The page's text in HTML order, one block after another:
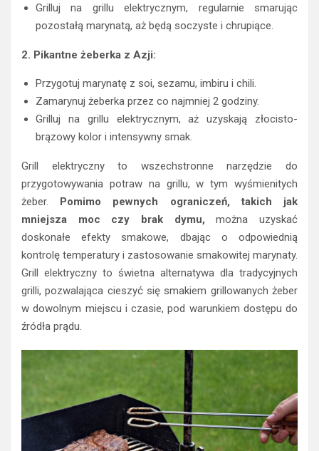
Grilluj na grillu elektrycznym, regularnie smarując
pozostałą marynatą, aż będą soczyste i chrupiące.
2. Pikantne żeberka z Azji:
Przygotuj marynatę z soi, sezamu, imbiru i chili.
Zamarynuj żeberka przez co najmniej 2 godziny.
Grilluj na grillu elektrycznym, aż uzyskają złocisto-
brązowy kolor i intensywny smak.
Grill elektryczny to wszechstronne narzędzie do
przygotowywania potraw na grillu, w tym wyśmienitych
żeber. Pomimo pewnych ograniczeń, takich jak
mniejsza moc czy brak dymu, można uzyskać
doskonałe efekty smakowe, dbając o odpowiednią
kontrolę temperatury i zastosowanie smakowitej marynaty.
Grill elektryczny to świetna alternatywa dla tradycyjnych
grilli, pozwalająca cieszyć się smakiem grillowanych żeber
w dowolnym miejscu i czasie, pod warunkiem dostępu do
źródła prądu.